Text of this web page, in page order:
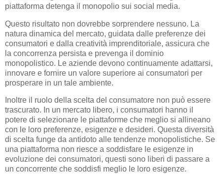
piattaforma detenga il monopolio sui social media.
Questo risultato non dovrebbe sorprendere nessuno. La
natura dinamica del mercato, guidata dalle preferenze dei
consumatori e dalla creatività imprenditoriale, assicura che
la concorrenza persista e prevenga il dominio
monopolistico. Le aziende devono continuamente adattarsi,
innovare e fornire un valore superiore ai consumatori per
prosperare in un tale ambiente.
Inoltre il ruolo della scelta del consumatore non può essere
trascurato. In un mercato libero, i consumatori hanno il
potere di selezionare le piattaforme che meglio si allineano
con le loro preferenze, esigenze e desideri. Questa diversità
di scelta funge da antidoto alle tendenze monopolistiche. Se
una piattaforma non riesce a soddisfare le esigenze in
evoluzione dei consumatori, questi sono liberi di passare a
un concorrente che soddisfi meglio le loro esigenze.